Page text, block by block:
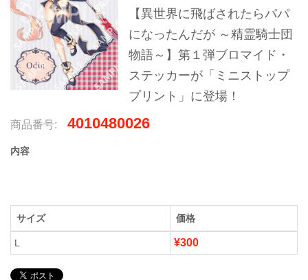
【異世界に飛ばされたらパパ
になったんだが ～精霊騎士団
物語～】第１弾ブロマイド・
ステッカーが「ミニストップ
プリント」に登場！
商品番号: 4010480026
内容
サイズ 価格
L ¥300